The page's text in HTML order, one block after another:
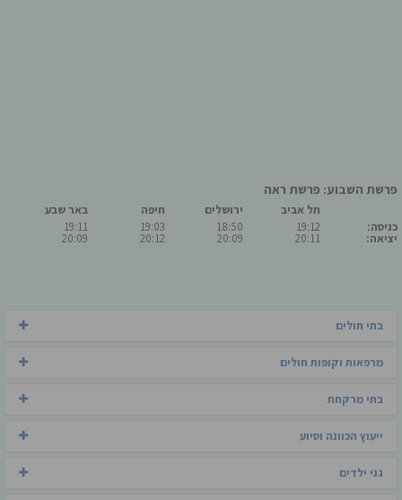
פרשת השבוע: פרשת ראה
כניסה:
יציאה:
תל אביב
19:12
20:11
ירושלים
18:50
20:09
חיפה
19:03
20:12
באר שבע
19:11
20:09
בתי חולים
מרפאות וקופות חולים
בתי מרקחת
ייעוץ הכוונה וסיוע
גני ילדים